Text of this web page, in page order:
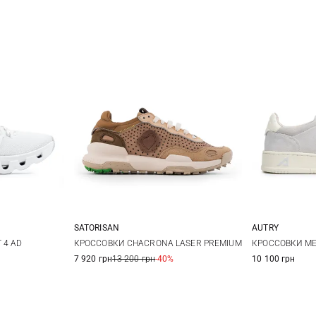
4 AD
36 37 38 39
SATORISAN
КРОССОВКИ CHACRONA LASER PREMIUM
7 920 грн13 200 грн-40%
36
AUTRY
КРОССОВКИ
10 100 грн